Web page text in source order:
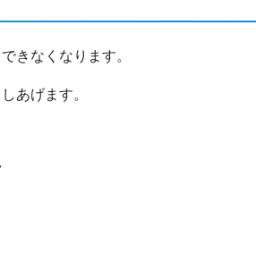
きなくなります。
あげます。